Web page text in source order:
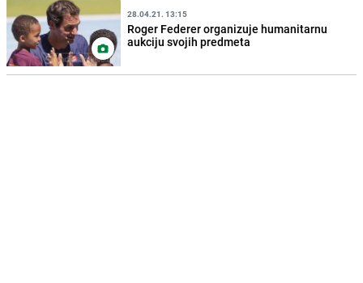
28.04.21. 13:15
Roger Federer organizuje humanitarnu
aukciju svojih predmeta